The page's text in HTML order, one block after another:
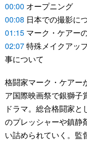
00:00 オープニング
00:08 日本での撮影に
01:15 マーク・ケアー
02:07特殊メイクアッ
事について
格闘家マーク・ケアー
ア国際映画祭で銀獅子
ドラマ。総合格闘家
のプレッシャーや鎮静
い詰められていく。監